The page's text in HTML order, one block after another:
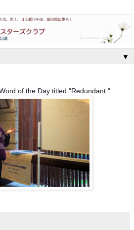
▼
of the Day titled "Redundant."